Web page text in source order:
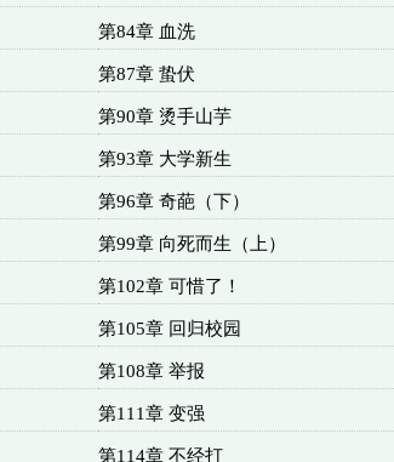
第84章 血洗
第87章 蛰伏
第90章 烫手山芋
第93章 大学新生
第96章 奇葩（下）
第99章 向死而生（上）
第102章 可惜了！
第105章 回归校园
第108章 举报
第111章 变强
第114章 不经打